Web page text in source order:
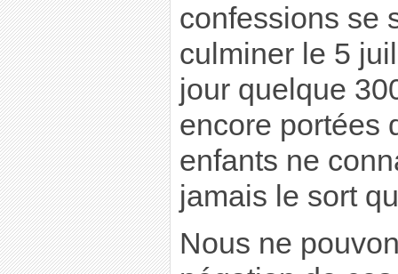
confessions se
culminer le 5
jour quelque
encore portées
enfants ne
jamais le sort
Nous ne